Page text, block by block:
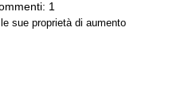
1
sue proprietà di aumento